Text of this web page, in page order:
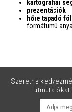
kartográfiai
prezentációk
hőre tapadó
formátumú
Szeretne